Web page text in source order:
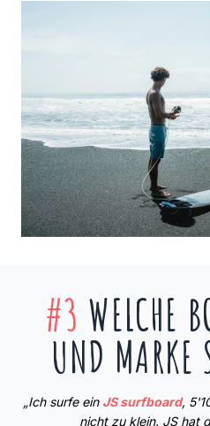
#3 WELCHE
ND MARKE
„Ich surfe ein JS surfboard,
nicht zu klein. JS hat